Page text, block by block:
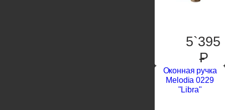
5`395
P
Оконная ручка
Melodia 0229
"Libra"